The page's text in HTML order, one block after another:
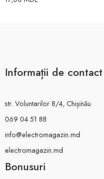
Informații de contact
str. Voluntarilor 8/4, Chișinău
069 04 51 88
info@electromagazin.md
electromagazin.md
Bonusuri